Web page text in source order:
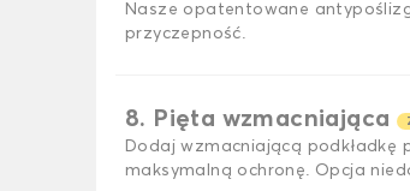
Nasze opatentowane
przyczepność.
8. Pięta wzmacniająca
Dodaj wzmacniającą
maksymalną ochronę. Opcja